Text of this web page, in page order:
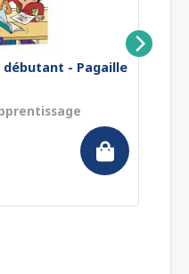
débutant - Pagaille